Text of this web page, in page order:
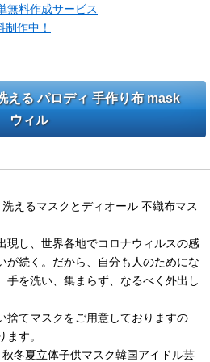
作中！
える パロディ 手作り布 mask
ウィル
えるマスクとディオール 不織布マス
現し、世界各地でコロナウィルスの感
が続く。だから、自分も人のためにな
手を洗い、集まらず、なるべく外出し
捨てマスクをご用意しておりますの
す。
冬夏立体子供マスク韓国アイドル芸